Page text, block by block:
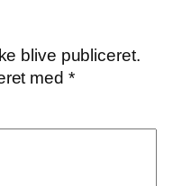
blive publiceret.
med *